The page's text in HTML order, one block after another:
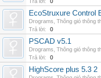
EcoStruxure Control
Drograms Thông gió thông
Trả lời:
0
PSCAD v5.1
Drograms Thông gió thông
Trả lời:
0
HighScore plus 5.3 2